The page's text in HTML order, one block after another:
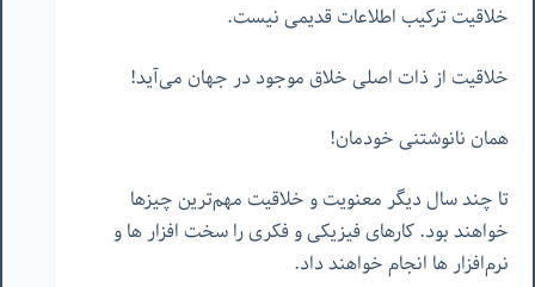
خلاقیت ترکیب اطلاعات قدیمی نیست.
خلاقیت از ذات اصلی خلاق موجود در جهان می‌آید!
همان نانوشتنی خودمان!
تا چند سال دیگر معنویت و خلاقیت مهم‌ترین چیزها
خواهند بود. کارهای فیزیکی و فکری را سخت افزار ها و
نرم‌افزار ها انجام خواهند داد.